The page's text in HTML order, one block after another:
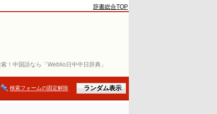
！中国語なら「Weblio日中中日辞典」
辞書総合TOP
検索フォームの固定解除